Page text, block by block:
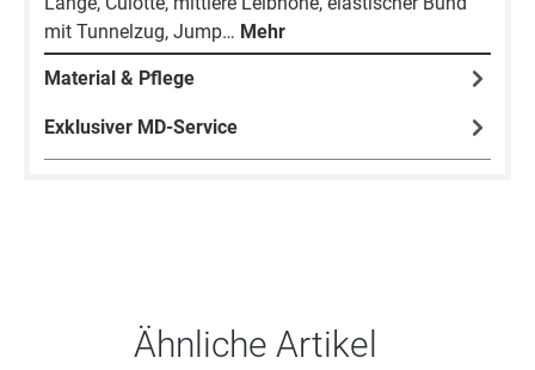
mit Tunnelzug, Jump… Mehr
Material & Pflege
Exklusiver MD-Service
Ähnliche Artikel